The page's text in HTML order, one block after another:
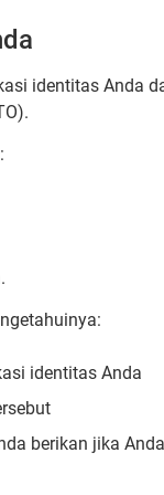
identitas Anda
identitas Anda
berikan jika Anda